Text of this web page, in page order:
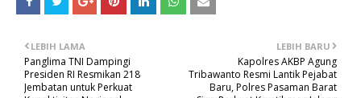
LEBIH BARU
Kapolres AKBP Agung
Tribawanto Resmi Lantik Pejabat
Baru, Polres Pasaman Barat
LEBIH LAMA
Panglima TNI Dampingi
Presiden RI Resmikan 218
Jembatan untuk Perkuat